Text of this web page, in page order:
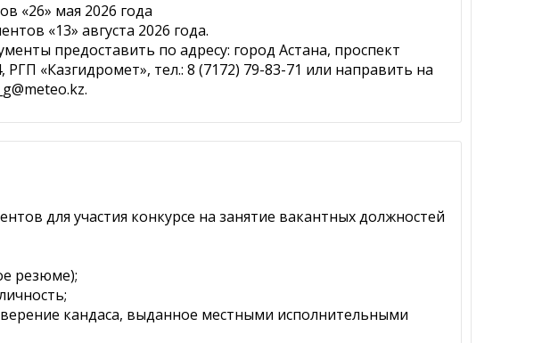
«26» мая 2026 года
«13» августа 2026 года.
предоставить по адресу: город Астана, проспект
РГП «Казгидромет», тел.: 8 (7172) 79-83-71 или направить на
для участия конкурсе на занятие вакантных должностей
резюме);
кандаса, выданное местными исполнительными